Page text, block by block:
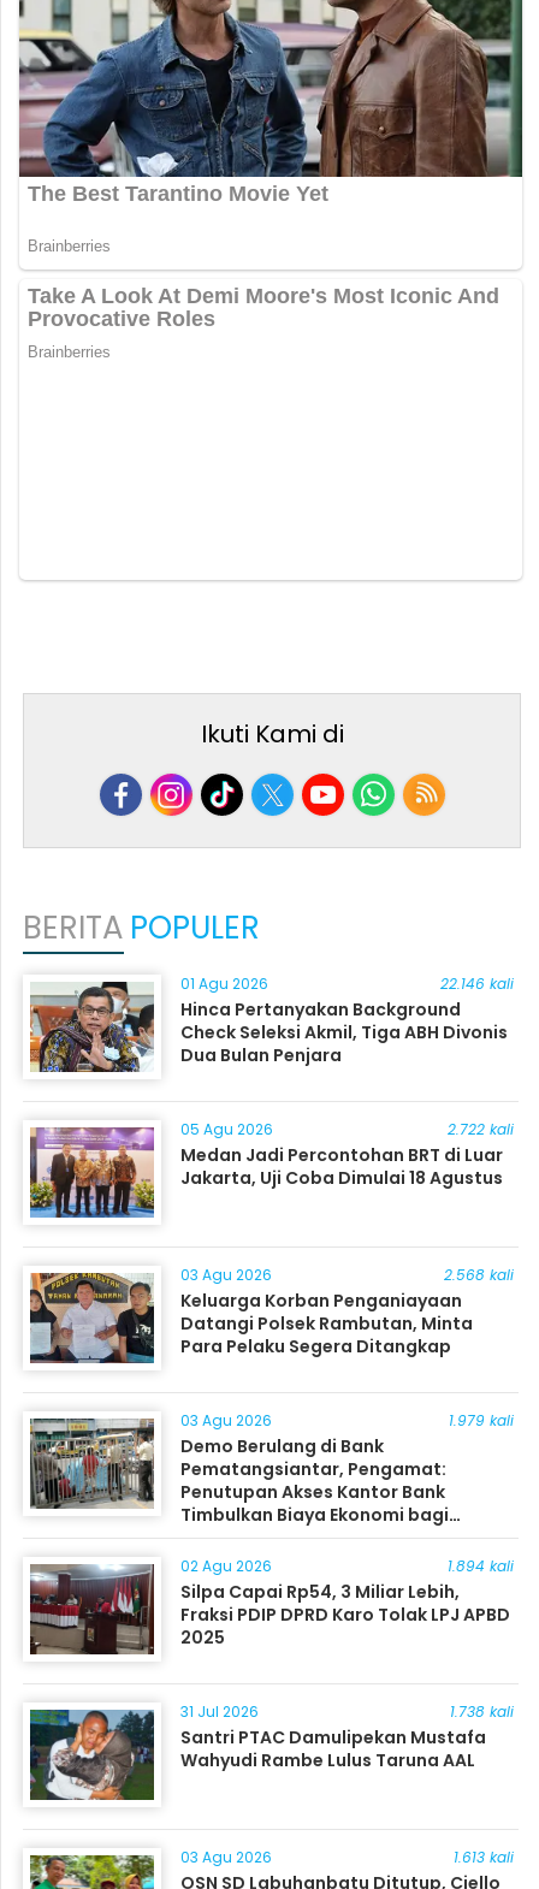
Ikuti Kami di
BERITA POPULER
01 Agu 2026 22.146 kali
Hinca Pertanyakan Background
Check Seleksi Akmil, Tiga ABH Divonis
Dua Bulan Penjara
05 Agu 2026 2.722 kali
Medan Jadi Percontohan BRT di Luar
Jakarta, Uji Coba Dimulai 18 Agustus
03 Agu 2026 2.568 kali
Keluarga Korban Penganiayaan
Datangi Polsek Rambutan, Minta
Para Pelaku Segera Ditangkap
03 Agu 2026 1.979 kali
Demo Berulang di Bank
Pematangsiantar, Pengamat:
Penutupan Akses Kantor Bank
Timbulkan Biaya Ekonomi bagi
Masyarakat
02 Agu 2026 1.894 kali
Silpa Capai Rp54, 3 Miliar Lebih,
Fraksi PDIP DPRD Karo Tolak LPJ APBD
2025
31 Jul 2026 1.738 kali
Santri PTAC Damulipekan Mustafa
Wahyudi Rambe Lulus Taruna AAL
03 Agu 2026 1.613 kali
OSN SD Labuhanbatu Ditutup, Ciello